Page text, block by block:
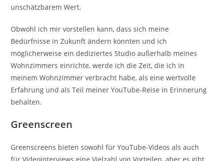
unschätzbarem Wert.
Obwohl ich mir vorstellen kann, dass sich meine
Bedürfnisse in Zukunft ändern könnten und ich
möglicherweise ein dediziertes Studio außerhalb meines
Wohnzimmers einrichte, werde ich die Zeit, die ich in
meinem Wohnzimmer verbracht habe, als eine wertvolle
Erfahrung und als Teil meiner YouTube-Reise in Erinnerung
behalten.
Greenscreen
Greenscreens bieten sowohl für YouTube-Videos als auch